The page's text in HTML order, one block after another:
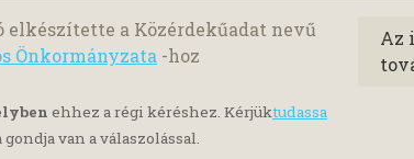
elkészítette a Közérdekűadat nevű
Önkormányzata -hoz
ehhez a régi kéréshez. Kérjüktudassa
van a válaszolással.
Az